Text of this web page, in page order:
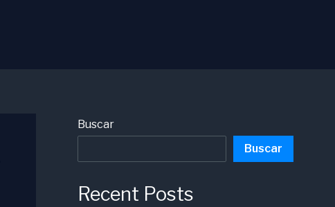
Buscar
Buscar
Recent Posts